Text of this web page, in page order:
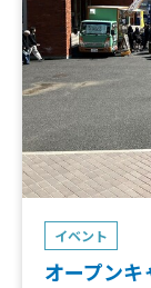
イベント
オープン